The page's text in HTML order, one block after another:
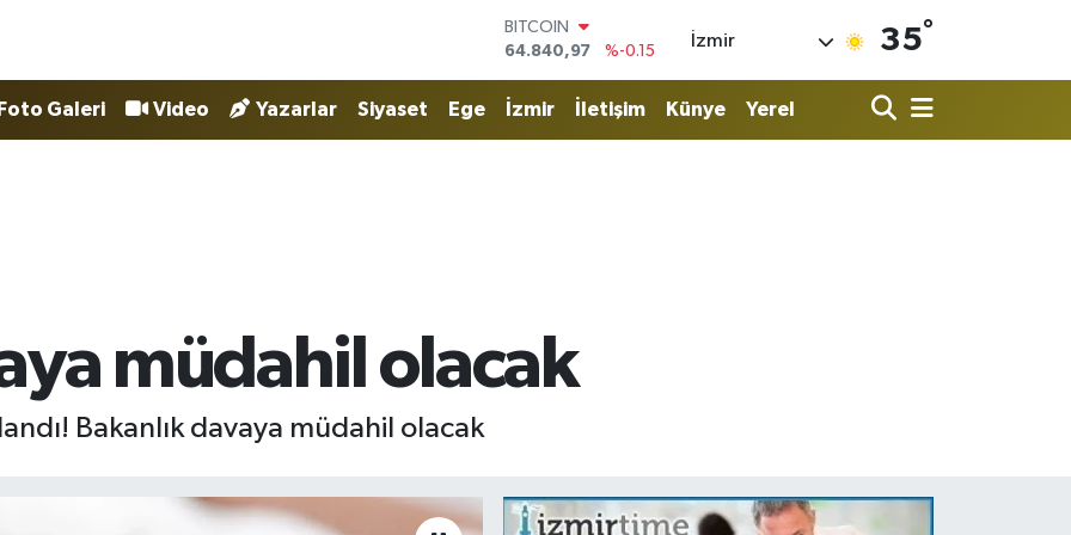
BITCOIN
64.840,97
%-0.15
47,7436
%0.18
İzmir 35°
Foto Galeri Video Yazarlar Siyaset Ege İzmir İletişim Künye Yerel
müdahil olacak
Bakanlık davaya müdahil olacak